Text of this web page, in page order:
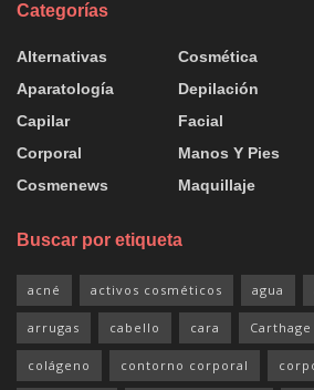
Categorías
Alternativas
Aparatología
Capilar
Corporal
Cosmenews
Cosmética
Depilación
Facial
Manos Y Pies
Maquillaje
Buscar por etiqueta
acné activos cosméticos agua
arrugas cabello cara Carthage
colágeno contorno corporal